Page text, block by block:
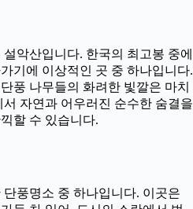
악산입니다. 한국의 최고봉 중에
기에 이상적인 곳 중 하나입니다.
풍 나무들의 화려한 빛깔은 마치
자연과 어우러진 순수한 숨결을
할 수 있습니다.
풍명소 중 하나입니다. 이곳은